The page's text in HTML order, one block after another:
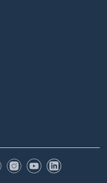
FacebookInstagram
YouTubeLinkedIn